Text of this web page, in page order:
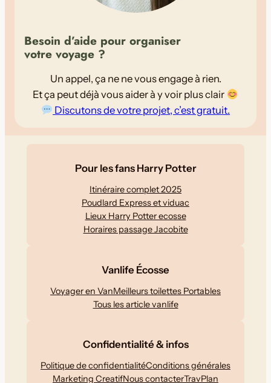
Besoin d’aide pour organiser
votre voyage ?
Un appel, ça ne ne vous engage à rien.
Et ça peut déjà vous aider à y voir plus clair
Discutons de votre projet, c’est gratuit.
Pour les fans Harry Potter
Itinéraire complet 2025
Poudlard Express et viduac
Lieux Harry Potter ecosse
Horaires passage Jacobite
Vanlife Écosse
Voyager en VanMeilleurs toilettes Portables
Tous les article vanlife
Confidentialité & infos
Politique de confidentialitéConditions générales
Marketing CreatifNous contacterTravPlan